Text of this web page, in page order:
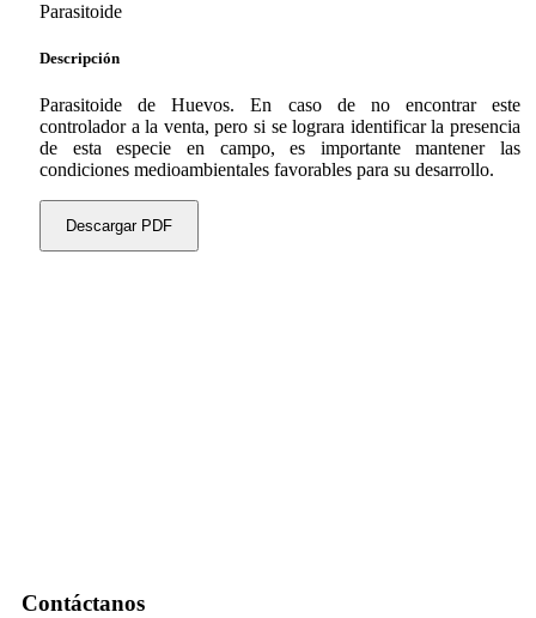
Parasitoide
Descripción
Parasitoide de Huevos. En caso de no encontrar este
controlador a la venta, pero si se lograra identificar la presencia
de esta especie en campo, es importante mantener las
condiciones medioambientales favorables para su desarrollo.
Descargar PDF
Contáctanos